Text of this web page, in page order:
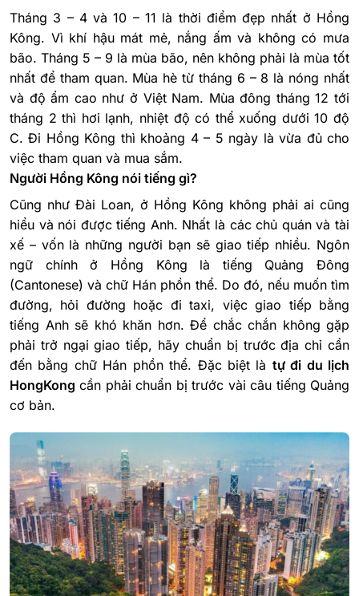
Tháng 3 – 4 và 10 – 11 là thời điểm đẹp nhất ở Hồng
Kông. Vì khí hậu mát mẻ, nắng ấm và không có mưa
bão. Tháng 5 – 9 là mùa bão, nên không phải là mùa tốt
nhất để tham quan. Mùa hè từ tháng 6 – 8 là nóng nhất
và độ ẩm cao như ở Việt Nam. Mùa đông tháng 12 tới
tháng 2 thì hơi lạnh, nhiệt độ có thể xuống dưới 10 độ
C.Đi Hồng Kông thì khoảng 4 – 5 ngày là vừa đủ cho
việc tham quan và mua sắm.
Người Hồng Kông nói tiếng gì?
Cũng như Đài Loan, ở Hồng Kông không phải ai cũng
hiểu và nói được tiếng Anh. Nhất là các chủ quán và tài
xế – vốn là những người bạn sẽ giao tiếp nhiều. Ngôn
ngữ chính ở Hồng Kông là tiếng Quảng Đông
(Cantonese) và chữ Hán phồn thể. Do đó, nếu muốn tìm
đường, hỏi đường hoặc đi taxi, việc giao tiếp bằng
tiếng Anh sẽ khó khăn hơn. Để chắc chắn không gặp
phải trở ngại giao tiếp, hãy chuẩn bị trước địa chỉ cần
đến bằng chữ Hán phồn thể. Đặc biệt là tự đi du lịch
HongKong cần phải chuẩn bị trước vài câu tiếng Quảng
cơ bản.